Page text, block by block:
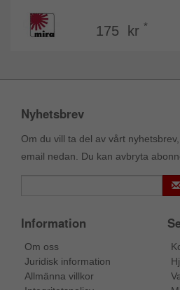
175 kr *
Nyhetsbrev
Om du vill ta del av vårt
email nedan. Du kan avbryta
Information
Om oss
Juridisk information
Allmänna villkor